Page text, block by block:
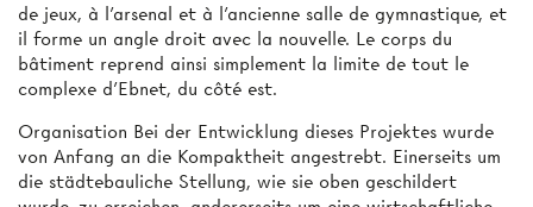
de jeux, à l'arsenal et à l'ancienne salle de gymnastique, et
il forme un angle droit avec la nouvelle. Le corps du
bâtiment reprend ainsi simplement la limite de tout le
complexe d'Ebnet, du côté est.
Organisation Bei der Entwicklung dieses Projektes wurde
von Anfang an die Kompaktheit angestrebt. Einerseits um
die städtebauliche Stellung, wie sie oben geschildert